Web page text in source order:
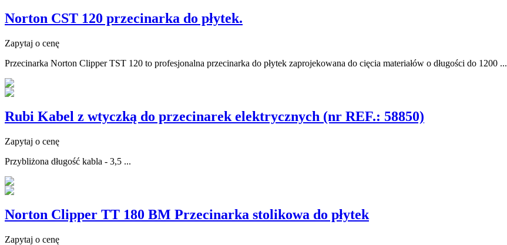
Norton CST 120 przecinarka do płytek.
Zapytaj o cenę
Przecinarka Norton Clipper TST 120 to profesjonalna przecinarka do płytek zaprojekowana do cięcia materiałów o długości do 1200 ...
Rubi Kabel z wtyczką do przecinarek elektrycznych (nr REF.: 58850)
Zapytaj o cenę
Przybliżona długość kabla - 3,5 ...
Norton Clipper TT 180 BM Przecinarka stolikowa do płytek
Zapytaj o cenę